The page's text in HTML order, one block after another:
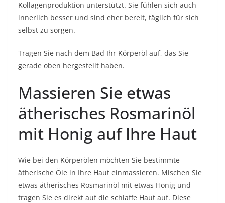
Kollagenproduktion unterstützt. Sie fühlen sich auch
innerlich besser und sind eher bereit, täglich für sich
selbst zu sorgen.
Tragen Sie nach dem Bad Ihr Körperöl auf, das Sie
gerade oben hergestellt haben.
Massieren Sie etwas
ätherisches Rosmarinöl
mit Honig auf Ihre Haut
Wie bei den Körperölen möchten Sie bestimmte
ätherische Öle in Ihre Haut einmassieren. Mischen Sie
etwas ätherisches Rosmarinöl mit etwas Honig und
tragen Sie es direkt auf die schlaffe Haut auf. Diese